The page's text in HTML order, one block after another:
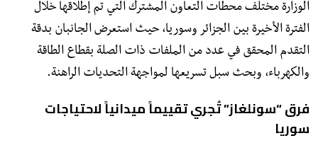
الوزارة مختلف محطات التعاون المشترك التي تم إطلاقها خلال
الفترة الأخيرة بين الجزائر وسوريا، حيث استعرض الجانبان بدقة
التقدم المحقق في عدد من الملفات ذات الصلة بقطاع الطاقة
والكهرباء، وبحث سبل تسريعها لمواجهة التحديات الراهنة.
فرق “سونلغاز” تُجري تقييماً ميدانياً لاحتياجات
سوريا